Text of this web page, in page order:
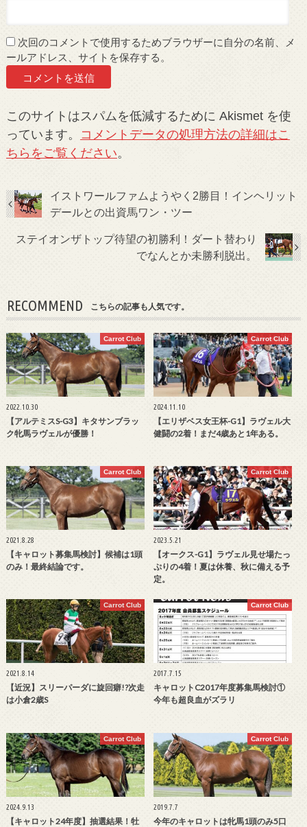
次回のコメントで使用するためブラウザーに自分の名前、メ
ールアドレス、サイトを保存する。
このサイトはスパムを低減するために Akismet を使
っています。
コメントデータの処理方法の詳細はこ
ちらをご覧ください。
イストワールファムようやく2勝目！インヘリット
デールとの出資馬ワン・ツー
ステイオンザトップ待望の初勝利！ダート替わり
でなんとか未勝利脱出。
RECOMMEND こちらの記事も人気です。
Carrot Club
2022.10.30
【アルテミスS-G3】キタサンブラッ
ク牝馬ラヴェルが優勝！
Carrot Club
2024.11.10
【エリザベス女王杯-G1】ラヴェル大
健闘の2着！まだ4歳あと1年ある。
Carrot Club
2021.8.28
【キャロット募集馬検討】候補は1頭
のみ！最終結論です。
Carrot Club
2023.5.21
【オークス-G1】ラヴェル見せ場たっ
ぷりの4着！夏は休養、秋に備える予
定。
Carrot Club
2021.8.14
【近況】スリーパーダに旋回癖!?次走
は小倉2歳S
Carrot Club
2017.7.15
キャロットC2017年度募集馬検討①
今年も超良血がズラリ
Carrot Club
2024.9.13
【キャロット24年度】抽選結果！牡
Carrot Club
2019.7.7
今年のキャロットは牝馬1頭のみ5口